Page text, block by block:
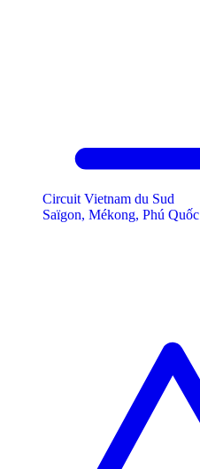
Circuit Vietnam du Sud
Saïgon, Mékong, Phú Quốc